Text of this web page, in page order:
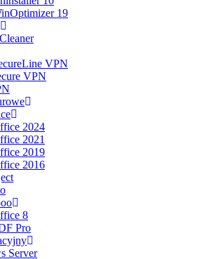
19
VPN
VPN
2024
2021
2019
2016
8
Pro
Server